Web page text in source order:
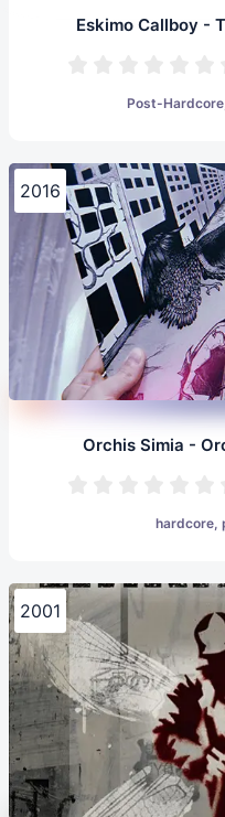
Eskimo Callboy -
Post-
2016
Orchis Simia -
hardcore,
2001